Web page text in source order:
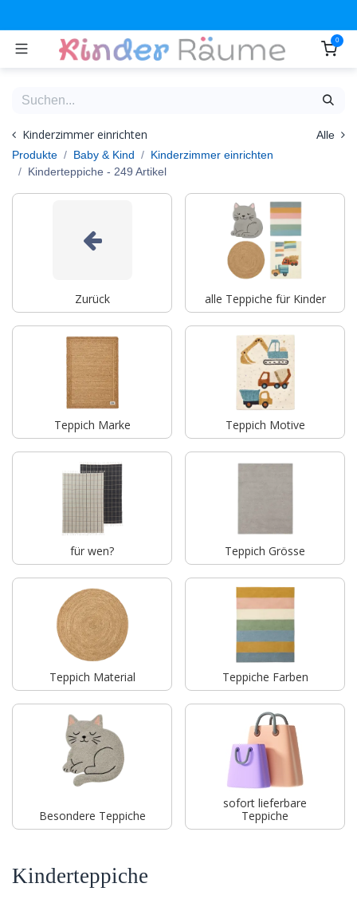
0
Kinderzimmer einrichten
Alle
Produkte
Baby & Kind
Kinderzimmer einrichten
Kinderteppiche - 249 Artikel
Zurück alle Teppiche für Kinder
Teppich Marke Teppich Motive
für wen? Teppich Grösse
Teppich Material Teppiche Farben
Besondere Teppiche
sofort lieferbare
Teppiche
Kinderteppiche